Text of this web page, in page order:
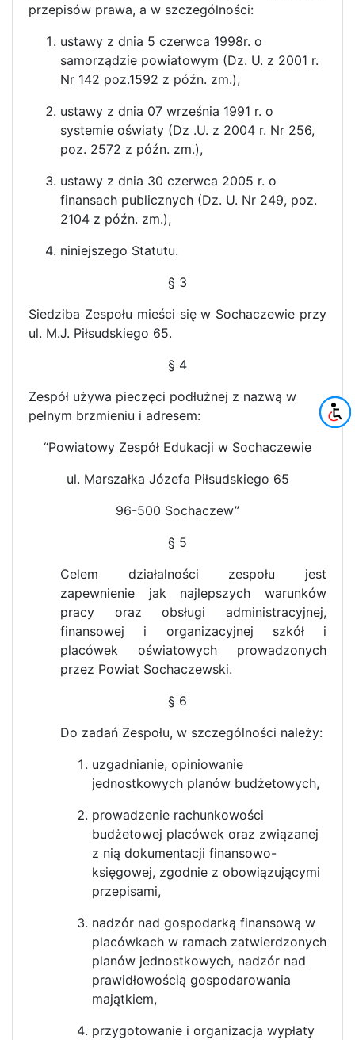
przepisów prawa, a w szczególności:
ustawy z dnia 5 czerwca 1998r. o
samorządzie powiatowym (Dz. U. z 2001 r.
Nr 142 poz.1592 z późn. zm.),
ustawy z dnia 07 września 1991 r. o
systemie oświaty (Dz .U. z 2004 r. Nr 256,
poz. 2572 z późn. zm.),
ustawy z dnia 30 czerwca 2005 r. o
finansach publicznych (Dz. U. Nr 249, poz.
2104 z późn. zm.),
niniejszego Statutu.
§ 3
Siedziba Zespołu mieści się w Sochaczewie przy
ul. M.J. Piłsudskiego 65.
§ 4
Zespół używa pieczęci podłużnej z nazwą w
pełnym brzmieniu i adresem:
“Powiatowy Zespół Edukacji w Sochaczewie
ul. Marszałka Józefa Piłsudskiego 65
96-500 Sochaczew”
§ 5
Celem działalności zespołu jest
zapewnienie jak najlepszych warunków
pracy oraz obsługi administracyjnej,
finansowej i organizacyjnej szkół i
placówek oświatowych prowadzonych
przez Powiat Sochaczewski.
§ 6
Do zadań Zespołu, w szczególności należy:
uzgadnianie, opiniowanie
jednostkowych planów budżetowych,
prowadzenie rachunkowości
budżetowej placówek oraz związanej
z nią dokumentacji finansowo-
księgowej, zgodnie z obowiązującymi
przepisami,
nadzór nad gospodarką finansową w
placówkach w ramach zatwierdzonych
planów jednostkowych, nadzór nad
prawidłowością gospodarowania
majątkiem,
przygotowanie i organizacja wypłaty